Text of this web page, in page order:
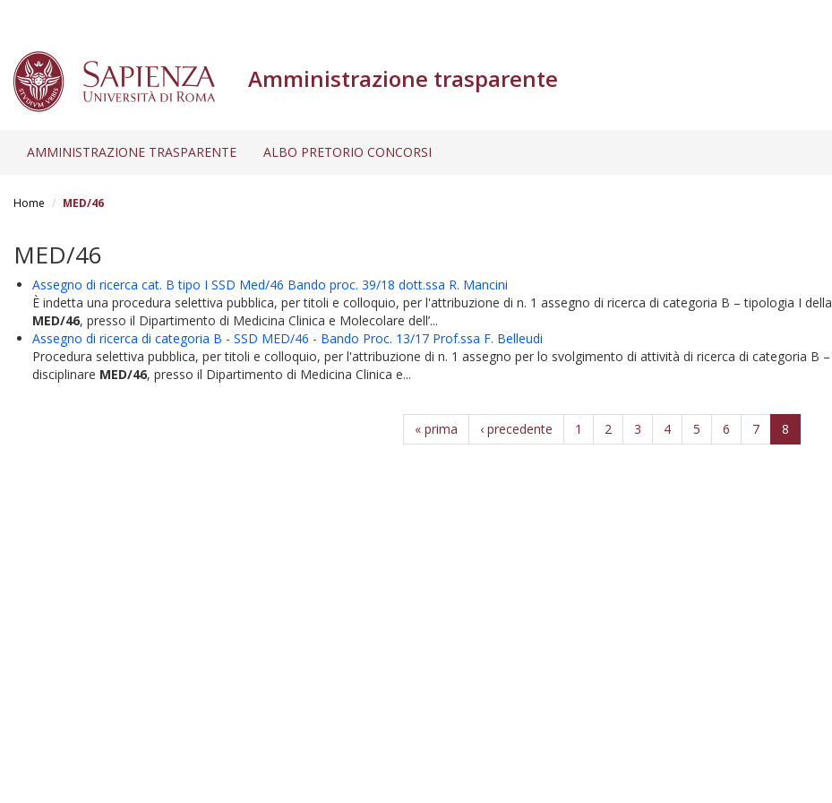
Amministrazione trasparente
AMMINISTRAZIONE TRASPARENTE ALBO PRETORIO CONCORSI
Home MED/46
MED/46
Assegno di ricerca cat. B tipo I SSD Med/46 Bando proc. 39/18 dott.ssa R. Mancini
È indetta una procedura selettiva pubblica, per titoli e colloquio, per l'attribuzione di n. 1 assegno di ricerca di categoria B – tipologia I
MED/46, presso il Dipartimento di Medicina Clinica e Molecolare dell’...
Assegno di ricerca di categoria B - SSD MED/46 - Bando Proc. 13/17 Prof.ssa F. Belleudi
Procedura selettiva pubblica, per titoli e colloquio, per l'attribuzione di n. 1 assegno per lo svolgimento di attività di ricerca di categoria B
disciplinare MED/46, presso il Dipartimento di Medicina Clinica e...
« prima ‹ precedente 1 2 3 4 5 6 7 8